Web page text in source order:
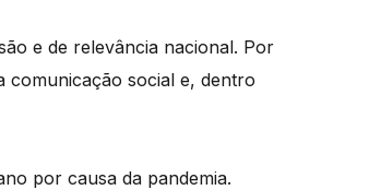
e de relevância nacional. Por
comunicação social e, dentro
por causa da pandemia.